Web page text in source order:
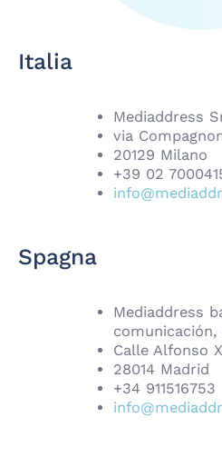
Italia
Mediaddress
via
20129 Milano
+39 02
Spagna
Mediaddress
comunicación,
Calle Alfonso
28014 Madrid
+34 911516753